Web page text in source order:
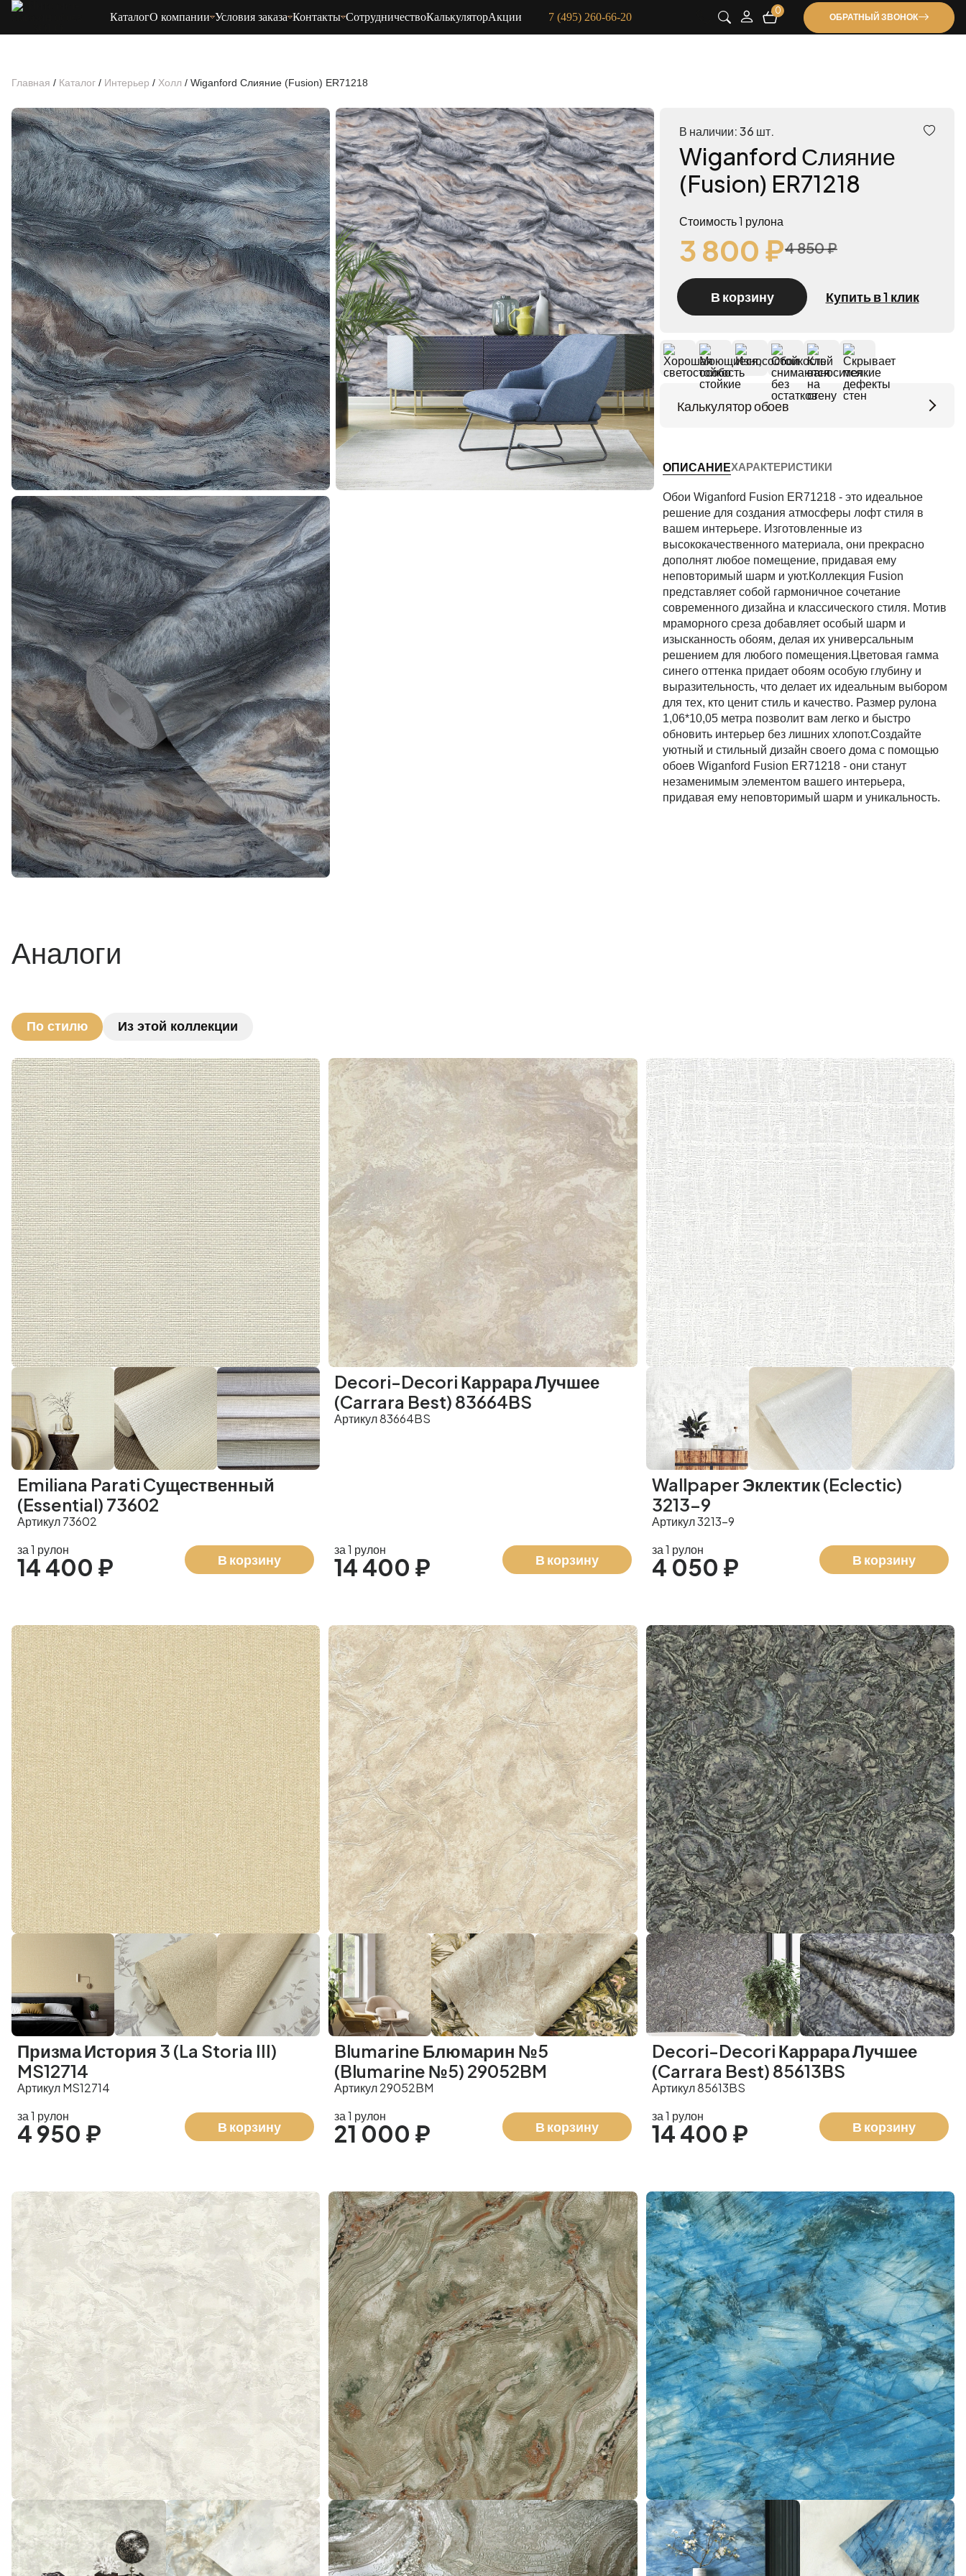
КаталогО компании Условия заказа Контакты СотрудничествоКалькуляторАкции 7 (495) 260-66-20
0
ОБРАТНЫЙ ЗВОНОК
Главная / Каталог / Интерьер / Холл / Wiganford Слияние (Fusion) ER71218
В наличии: 36 шт.
Wiganford Слияние
(Fusion) ER71218
Стоимость 1 рулона
3 800 ₽4 850 ₽
В корзину Купить в 1 клик
Калькулятор обоев
Периметр комнаты (м)
Рассчитать
ОПИСАНИЕХАРАКТЕРИСТИКИ
Обои Wiganford Fusion ER71218 - это идеальное
решение для создания атмосферы лофт стиля в
вашем интерьере. Изготовленные из
высококачественного материала, они прекрасно
дополнят любое помещение, придавая ему
неповторимый шарм и уют.Коллекция Fusion
представляет собой гармоничное сочетание
современного дизайна и классического стиля. Мотив
мраморного среза добавляет особый шарм и
изысканность обоям, делая их универсальным
решением для любого помещения.Цветовая гамма
синего оттенка придает обоям особую глубину и
выразительность, что делает их идеальным выбором
для тех, кто ценит стиль и качество. Размер рулона
1,06*10,05 метра позволит вам легко и быстро
обновить интерьер без лишних хлопот.Создайте
уютный и стильный дизайн своего дома с помощью
обоев Wiganford Fusion ER71218 - они станут
незаменимым элементом вашего интерьера,
придавая ему неповторимый шарм и уникальность.
Аналоги
По стилю Из этой коллекции
Emiliana Parati Cущественный
(Essential) 73602
Артикул 73602
за 1 рулон
14 400 ₽ В корзину
Decori-Decori Каррара Лучшее
(Carrara Best) 83664BS
Артикул 83664BS
за 1 рулон
14 400 ₽ В корзину
Wallpaper Эклектик (Eclectic)
3213-9
Артикул 3213-9
за 1 рулон
4 050 ₽ В корзину
Призма История 3 (La Storia III)
MS12714
Артикул MS12714
за 1 рулон
4 950 ₽ В корзину
Blumarine Блюмарин №5
(Blumarine №5) 29052BM
Артикул 29052BM
за 1 рулон
21 000 ₽ В корзину
Decori-Decori Каррара Лучшее
(Carrara Best) 85613BS
Артикул 85613BS
за 1 рулон
14 400 ₽ В корзину